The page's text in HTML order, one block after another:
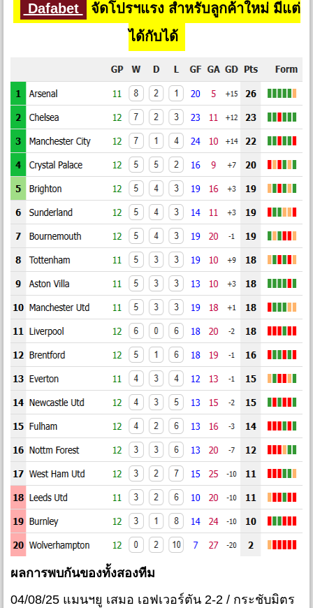
Dafabet
จัดโปรฯแรง สำหรับลูกค้าใหม่ มีแต่
ได้กับได้
ผลการพบกันของทั้งสองทีม
04/08/25 แมนฯยู เสมอ เอฟเวอร์ตัน 2-2 / กระชับมิตร